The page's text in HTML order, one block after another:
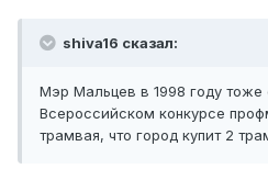
shiva16 сказал:
Мэр Мальцев в 1998 году тоже
Всероссийском конкурсе
трамвая, что город купит 2